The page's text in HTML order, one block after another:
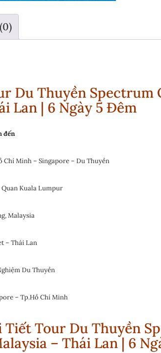
Du Thuyền Spectrum
Lan | 6 Ngày 5 Đêm
đến
Chí Minh – Singapore – Du Thuyền
Quan Kuala Lumpur
Malaysia
– Thái Lan
Du Thuyền
– Tp.Hồ Chí Minh
Tour Du Thuyền
– Thái Lan| 6